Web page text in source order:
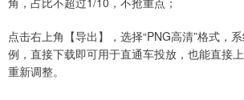
点击右上角【导出】，选择“PNG高清”格式，
例，直接下载即可用于直通车投放，也能直接
重新调整。